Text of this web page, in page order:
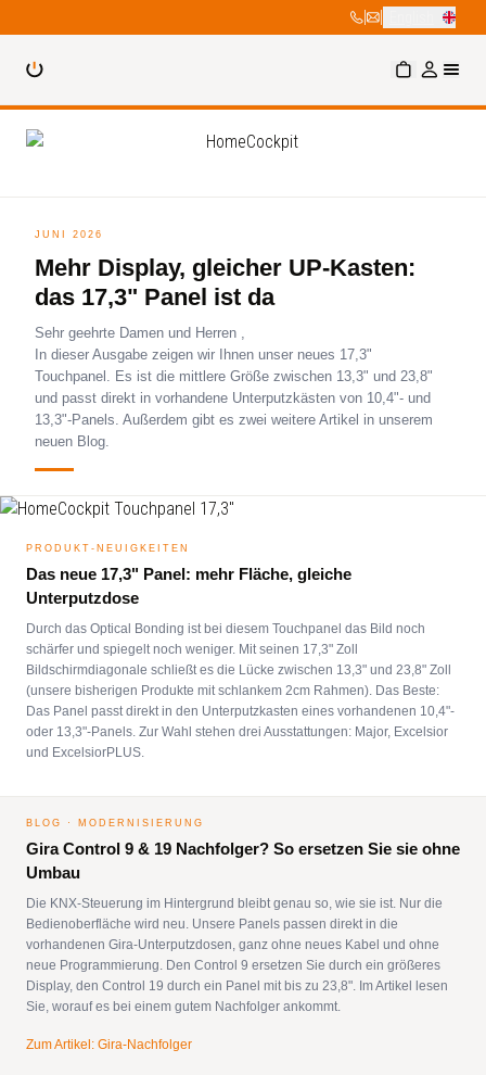
| |
JUNI 2026
Mehr Display, gleicher UP-Kasten:
das 17,3" Panel ist da
Sehr geehrte Damen und Herren ,
In dieser Ausgabe zeigen wir Ihnen unser neues 17,3"
Touchpanel. Es ist die mittlere Größe zwischen 13,3" und 23,8"
und passt direkt in vorhandene Unterputzkästen von 10,4"- und
13,3"-Panels. Außerdem gibt es zwei weitere Artikel in unserem
neuen Blog.
PRODUKT-NEUIGKEITEN
Das neue 17,3" Panel: mehr Fläche, gleiche
Unterputzdose
Durch das Optical Bonding ist bei diesem Touchpanel das Bild noch
schärfer und spiegelt noch weniger. Mit seinen 17,3" Zoll
Bildschirmdiagonale schließt es die Lücke zwischen 13,3" und 23,8" Zoll
(unsere bisherigen Produkte mit schlankem 2cm Rahmen). Das Beste:
Das Panel passt direkt in den Unterputzkasten eines vorhandenen 10,4"-
oder 13,3"-Panels. Zur Wahl stehen drei Ausstattungen: Major, Excelsior
und ExcelsiorPLUS.
BLOG · MODERNISIERUNG
Gira Control 9 & 19 Nachfolger? So ersetzen Sie sie ohne
Umbau
Die KNX-Steuerung im Hintergrund bleibt genau so, wie sie ist. Nur die
Bedienoberfläche wird neu. Unsere Panels passen direkt in die
vorhandenen Gira-Unterputzdosen, ganz ohne neues Kabel und ohne
neue Programmierung. Den Control 9 ersetzen Sie durch ein größeres
Display, den Control 19 durch ein Panel mit bis zu 23,8". Im Artikel lesen
Sie, worauf es bei einem gutem Nachfolger ankommt.
Zum Artikel: Gira-Nachfolger